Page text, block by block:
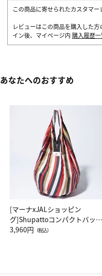
この商品に寄せられたカスタマー
レビューはこの商品を購入した
イン後、マイページ内 購入履歴
あなたへのおすすめ
[マーナxJALショッピン
グ]Shupattoコンパクトバッグ
Drop JAL客室乗務員（LC）ス
3,960円 （税込）